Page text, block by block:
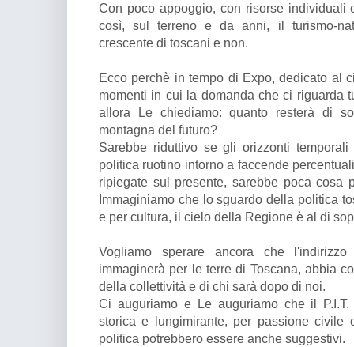
Con poco appoggio, con risorse individuali
così, sul terreno e da anni, il turismo-
crescente di toscani e non.
Ecco perchè in tempo di Expo, dedicato al
momenti in cui la domanda che ci riguarda
allora Le chiediamo: quanto resterà di
montagna del futuro?
Sarebbe riduttivo se gli orizzonti
politica ruotino intorno a faccende
ripiegate sul presente, sarebbe poca cosa
Immaginiamo che lo sguardo della politica
e per cultura, il cielo della Regione è al di
Vogliamo sperare ancora che
immaginerà per le terre di Toscana, abbia
della collettività e di chi sarà dopo di noi.
Ci auguriamo e Le auguriamo che il
storica e lungimirante, per passione
politica potrebbero essere anche suggestivi.